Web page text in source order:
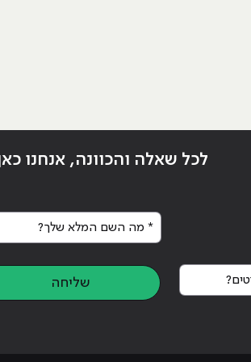
מסלול מהיר לעולם ההייטק"
לכל שאלה והכוונה, אנחנו
* מה השם המלא שלך?
שליחה